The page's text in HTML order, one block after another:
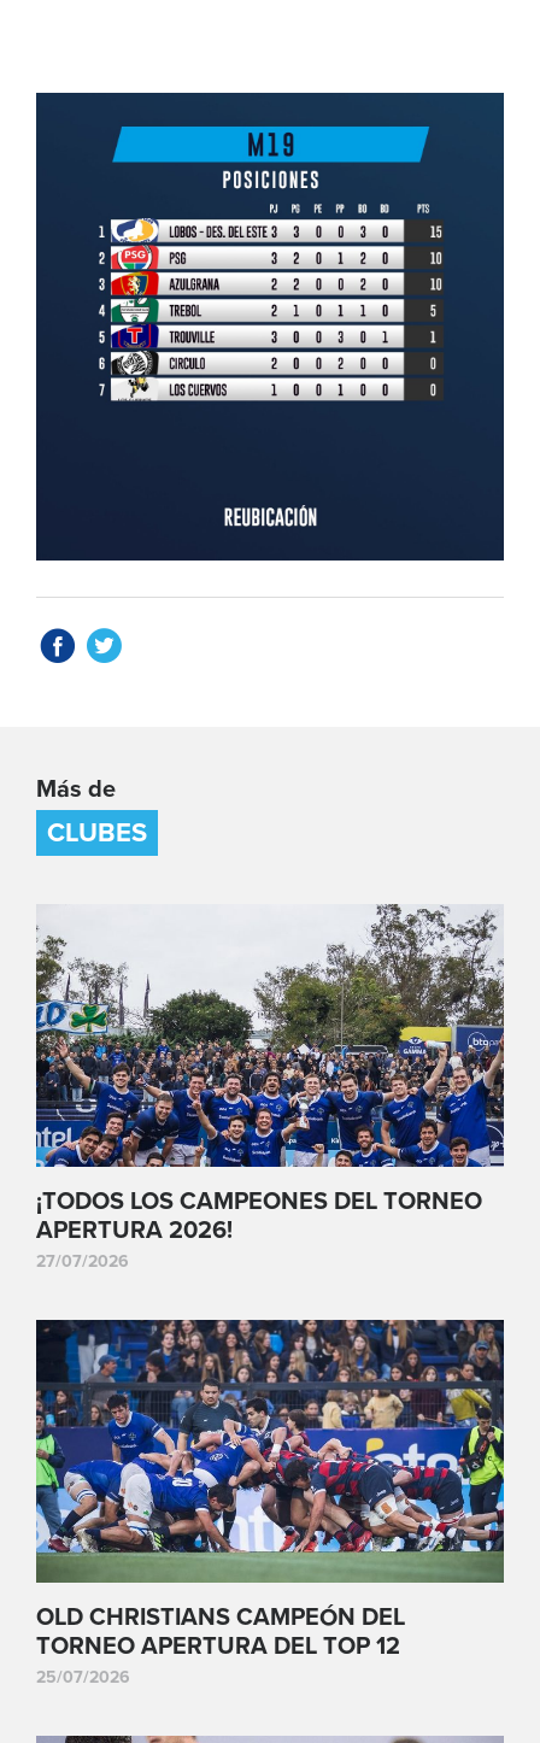
Más de
CLUBES
¡TODOS LOS CAMPEONES DEL TORNEO
APERTURA 2026!
27/07/2026
OLD CHRISTIANS CAMPEÓN DEL
TORNEO APERTURA DEL TOP 12
25/07/2026